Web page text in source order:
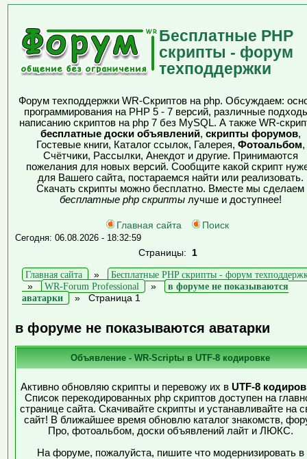
Бесплатные PHP
скрипты - форум
техподдержки
Форум техподдержки WR-Скриптов на php. Обсуждаем:
программирования на PHP 5 - 7 версий, различные
написанию скриптов на php 7 без MySQL. А также WR-
бесплатные доски объявлений, скрипты форумов,
Гостевые книги, Каталог ссылок, Галерея, Фотоальбом,
Счётчики, Рассылки, Анекдот и другие. Принимаются
пожелания для новых версий. Сообщите какой скрипт
для Вашего сайта, постараемся найти или реализовать.
Скачать скрипты можно бесплатно. Вместе мы сделаем
бесплатные php скриптылучше и доступнее!
Главная сайта Поиск
Сегодня: 06.08.2026 - 18:32:59
Страницы: 1
Главная сайта
»
Бесплатные PHP скрипты - форум
»
WR-Forum Professional »
в форуме не показываются
аватарки
» Страница 1
в форуме не показываются аватарки
Объявление - WR-Scriptы в UTF-8 кодировке
Активно обновляю скрипты и перевожу их в UTF-8
Список перекодированных php скриптов доступен на
странице сайта. Скачивайте скрипты и устанавливайте на
сайт! В ближайшее время обновлю каталог знакомств,
Про, фотоальбом, доски объявлений лайт и ЛЮКС.
На форуме, пожалуйста, пишите что модернизировать в